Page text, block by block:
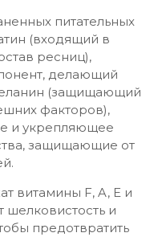
питательных
(входящий в
ресниц),
делающий
(защищающий
факторов),
и укрепляющее
защищающие от
витамины F, A, E и
шелковистость и
предотвратить